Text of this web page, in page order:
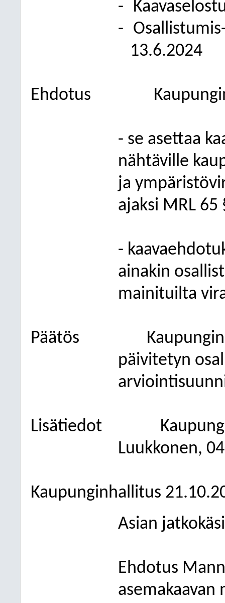
-
-
13.6.2024
Ehdotus
- se asettaa
nähtäville
ja
ajaksi MRL
-
ainakin
mainituilta
Päätös
päivitetyn
Lisätiedot
Luukkonen,
Kaupunginhallitus
Asian
Ehdotus